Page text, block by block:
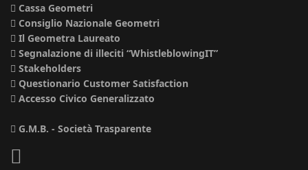
Cassa Geometri
Consiglio Nazionale Geometri
Il Geometra Laureato
Segnalazione di illeciti “WhistleblowingIT”
Stakeholders
Questionario Customer Satisfaction
Accesso Civico Generalizzato
G.M.B. - Società Trasparente